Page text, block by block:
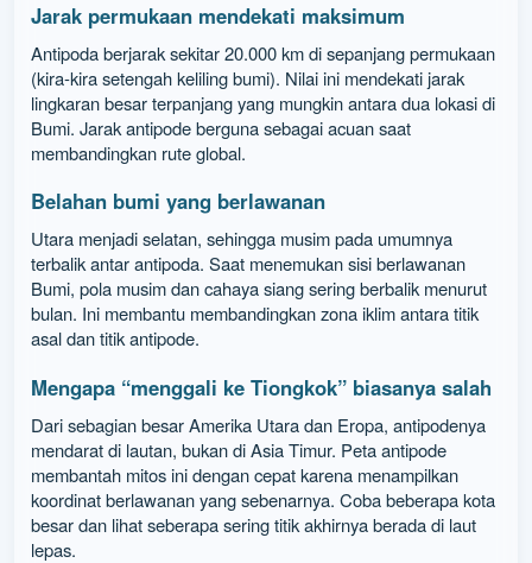
Jarak permukaan mendekati maksimum
Antipoda berjarak sekitar 20.000 km di sepanjang permukaan
(kira-kira setengah keliling bumi). Nilai ini mendekati jarak
lingkaran besar terpanjang yang mungkin antara dua lokasi di
Bumi. Jarak antipode berguna sebagai acuan saat
membandingkan rute global.
Belahan bumi yang berlawanan
Utara menjadi selatan, sehingga musim pada umumnya
terbalik antar antipoda. Saat menemukan sisi berlawanan
Bumi, pola musim dan cahaya siang sering berbalik menurut
bulan. Ini membantu membandingkan zona iklim antara titik
asal dan titik antipode.
Mengapa “menggali ke Tiongkok” biasanya salah
Dari sebagian besar Amerika Utara dan Eropa, antipodenya
mendarat di lautan, bukan di Asia Timur. Peta antipode
membantah mitos ini dengan cepat karena menampilkan
koordinat berlawanan yang sebenarnya. Coba beberapa kota
besar dan lihat seberapa sering titik akhirnya berada di laut
lepas.